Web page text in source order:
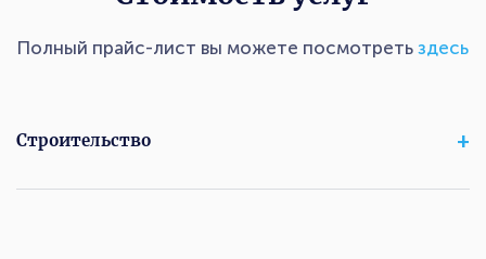
Полный прайс-лист вы можете посмотреть здесь
Строительство